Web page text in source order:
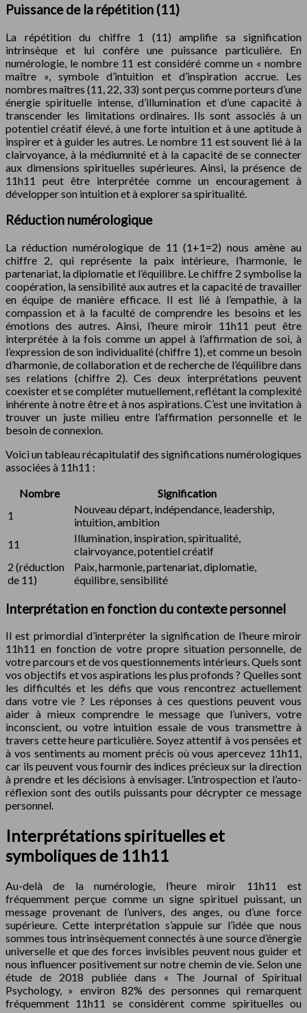
Puissance de la répétition (11)
La répétition du chiffre 1 (11) amplifie sa signification
intrinsèque et lui confère une puissance particulière. En
numérologie, le nombre 11 est considéré comme un « nombre
maître », symbole d’intuition et d’inspiration accrue. Les
nombres maîtres (11, 22, 33) sont perçus comme porteurs d’une
énergie spirituelle intense, d’illumination et d’une capacité à
transcender les limitations ordinaires. Ils sont associés à un
potentiel créatif élevé, à une forte intuition et à une aptitude à
inspirer et à guider les autres. Le nombre 11 est souvent lié à la
clairvoyance, à la médiumnité et à la capacité de se connecter
aux dimensions spirituelles supérieures. Ainsi, la présence de
11h11 peut être interprétée comme un encouragement à
développer son intuition et à explorer sa spiritualité.
Réduction numérologique
La réduction numérologique de 11 (1+1=2) nous amène au
chiffre 2, qui représente la paix intérieure, l’harmonie, le
partenariat, la diplomatie et l’équilibre. Le chiffre 2 symbolise la
coopération, la sensibilité aux autres et la capacité de travailler
en équipe de manière efficace. Il est lié à l’empathie, à la
compassion et à la faculté de comprendre les besoins et les
émotions des autres. Ainsi, l’heure miroir 11h11 peut être
interprétée à la fois comme un appel à l’affirmation de soi, à
l’expression de son individualité (chiffre 1), et comme un besoin
d’harmonie, de collaboration et de recherche de l’équilibre dans
ses relations (chiffre 2). Ces deux interprétations peuvent
coexister et se compléter mutuellement, reflétant la complexité
inhérente à notre être et à nos aspirations. C’est une invitation à
trouver un juste milieu entre l’affirmation personnelle et le
besoin de connexion.
Voici un tableau récapitulatif des significations numérologiques
associées à 11h11 :
Nombre
Signification
1
Nouveau départ, indépendance, leadership,
intuition, ambition
11
Illumination, inspiration, spiritualité,
clairvoyance, potentiel créatif
2 (réduction
de 11)
Paix, harmonie, partenariat, diplomatie,
équilibre, sensibilité
Interprétation en fonction du contexte personnel
Il est primordial d’interpréter la signification de l’heure miroir
11h11 en fonction de votre propre situation personnelle, de
votre parcours et de vos questionnements intérieurs. Quels sont
vos objectifs et vos aspirations les plus profonds ? Quelles sont
les difficultés et les défis que vous rencontrez actuellement
dans votre vie ? Les réponses à ces questions peuvent vous
aider à mieux comprendre le message que l’univers, votre
inconscient, ou votre intuition essaie de vous transmettre à
travers cette heure particulière. Soyez attentif à vos pensées et
à vos sentiments au moment précis où vous apercevez 11h11,
car ils peuvent vous fournir des indices précieux sur la direction
à prendre et les décisions à envisager. L’introspection et l’auto-
réflexion sont des outils puissants pour décrypter ce message
personnel.
Interprétations spirituelles et
symboliques de 11h11
Au-delà de la numérologie, l’heure miroir 11h11 est
fréquemment perçue comme un signe spirituel puissant, un
message provenant de l’univers, des anges, ou d’une force
supérieure. Cette interprétation s’appuie sur l’idée que nous
sommes tous intrinsèquement connectés à une source d’énergie
universelle et que des forces invisibles peuvent nous guider et
nous influencer positivement sur notre chemin de vie. Selon une
étude de 2018 publiée dans « The Journal of Spiritual
Psychology, » environ 82% des personnes qui remarquent
fréquemment 11h11 se considèrent comme spirituelles ou